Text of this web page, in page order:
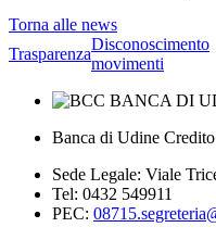
Torna alle news
Trasparenza
Disconoscimento
movimenti
Banca di Udine
Sede Legale: Viale
Tel: 0432 549911
PEC: